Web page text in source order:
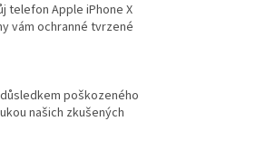
telefon Apple iPhone X
vám ochranné tvrzené
poškozeného
našich zkušených